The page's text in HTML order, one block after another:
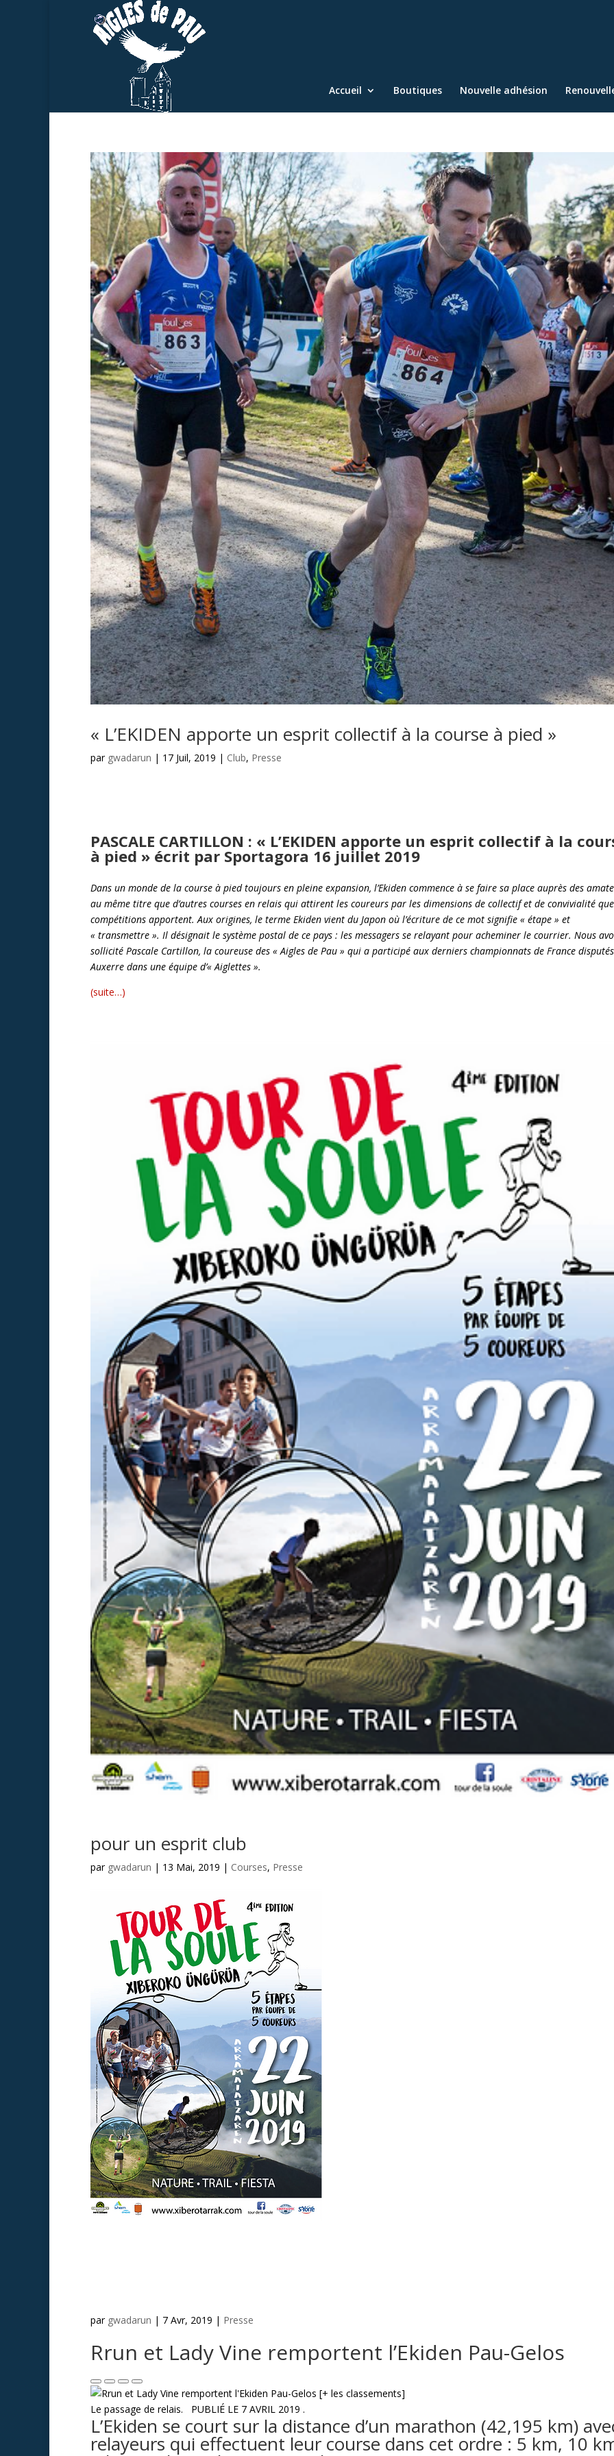
Accueil Boutiques Nouvelle adhésion
« L’EKIDEN apporte un esprit collectif à la course à pied »
par gwadarun | 17 Juil, 2019 | Club, Presse
PASCALE CARTILLON : « L’EKIDEN apporte un esprit collectif à la
à pied » écrit par Sportagora 16 juillet 2019
Dans un monde de la course à pied toujours en pleine expansion, l’Ekiden commence à se faire sa place auprès des
au même titre que d’autres courses en relais qui attirent les coureurs par les dimensions de collectif et de convivialité
compétitions apportent. Aux origines, le terme Ekiden vient du Japon où l’écriture de ce mot signifie « étape » et
« transmettre ». Il désignait le système postal de ce pays : les messagers se relayant pour acheminer le courrier. Nous
sollicité Pascale Cartillon, la coureuse des « Aigles de Pau » qui a participé aux derniers championnats de France
Auxerre dans une équipe d’« Aiglettes ».
(suite…)
pour un esprit club
par gwadarun | 13 Mai, 2019 | Courses, Presse
par gwadarun | 7 Avr, 2019 | Presse
Rrun et Lady Vine remportent l’Ekiden Pau-Gelos
Le passage de relais. PUBLIÉ LE 7 AVRIL 2019 .
L’Ekiden se court sur la distance d’un marathon (42,195 km)
relayeurs qui effectuent leur course dans cet ordre : 5 km, 10